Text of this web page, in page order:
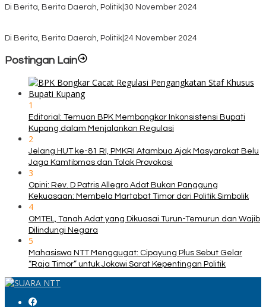
Di Berita, Berita Daerah, Politik 30 November 2024
Di Berita, Berita Daerah, Politik 24 November 2024
Postingan Lain
1
Editorial: Temuan BPK Membongkar Inkonsistensi Bupati
Kupang dalam Menjalankan Regulasi
2
Jelang HUT ke-81 RI, PMKRI Atambua Ajak Masyarakat Belu
Jaga Kamtibmas dan Tolak Provokasi
3
Opini: Rev. D Patris Allegro Adat Bukan Panggung
Kekuasaan: Membela Martabat Timor dari Politik Simbolik
4
OMTEL, Tanah Adat yang Dikuasai Turun-Temurun dan Wajib
Dilindungi Negara
5
Mahasiswa NTT Menggugat: Cipayung Plus Sebut Gelar
“Raja Timor” untuk Jokowi Sarat Kepentingan Politik